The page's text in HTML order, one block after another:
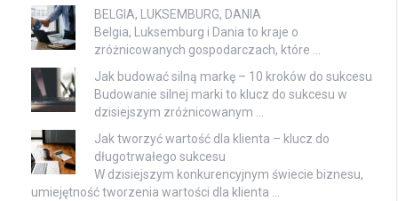
BELGIA, LUKSEMBURG, DANIA
Belgia, Luksemburg i Dania to kraje o
zróżnicowanych gospodarczach, które …
Jak budować silną markę – 10 kroków do sukcesu
Budowanie silnej marki to klucz do sukcesu w
dzisiejszym zróżnicowanym …
Jak tworzyć wartość dla klienta – klucz do
długotrwałego sukcesu
W dzisiejszym konkurencyjnym świecie biznesu,
umiejętność tworzenia wartości dla klienta …